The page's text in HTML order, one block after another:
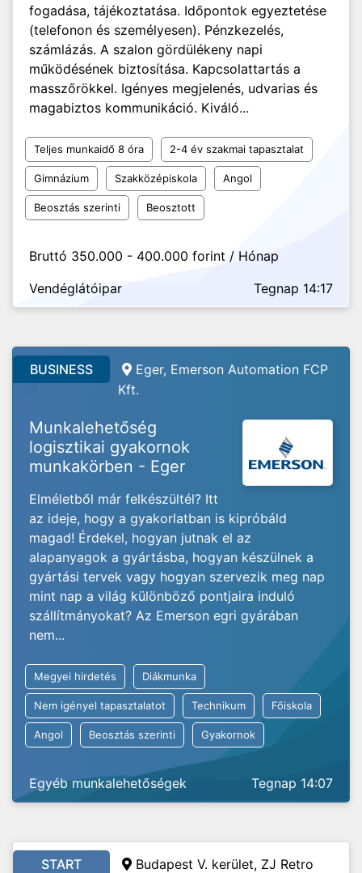
fogadása, tájékoztatása. Időpontok egyeztetése
(telefonon és személyesen). Pénzkezelés,
számlázás. A szalon gördülékeny napi
működésének biztosítása. Kapcsolattartás a
masszőrökkel. Igényes megjelenés, udvarias és
magabiztos kommunikáció. Kiváló...
Teljes munkaidő 8 óra 2-4 év szakmai tapasztalat
Gimnázium Szakközépiskola Angol
Beosztás szerinti Beosztott
Bruttó 350.000 - 400.000 forint / Hónap
Vendéglátóipar
Tegnap 14:17
BUSINESS
Eger, Emerson Automation FCP
Kft.
Munkalehetőség
logisztikai gyakornok
munkakörben - Eger
Elméletből már felkészültél? Itt
az ideje, hogy a gyakorlatban is kipróbáld
magad! Érdekel, hogyan jutnak el az
alapanyagok a gyártásba, hogyan készülnek a
gyártási tervek vagy hogyan szervezik meg nap
mint nap a világ különböző pontjaira induló
szállítmányokat? Az Emerson egri gyárában
nem...
Megyei hirdetés Diákmunka
Nem igényel tapasztalatot Technikum Főiskola
Angol Beosztás szerinti Gyakornok
Egyéb munkalehetőségek Tegnap 14:07
START Budapest V. kerület, ZJ Retro